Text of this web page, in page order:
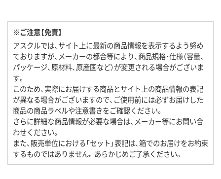
※ご注意【免責】
アスクルでは、サイト上に最新の商品情報を表示するよう努め
ておりますが、メーカーの都合等により、商品規格・仕様（容量、
パッケージ、原材料、原産国など）が変更される場合がございま
す。
このため、実際にお届けする商品とサイト上の商品情報の表記
が異なる場合がございますので、ご使用前には必ずお届けした
商品の商品ラベルや注意書きをご確認ください。
さらに詳細な商品情報が必要な場合は、メーカー等にお問い合
わせください。
また、販売単位における「セット」表記は、箱でのお届けをお約束
するものではありません。あらかじめご了承ください。